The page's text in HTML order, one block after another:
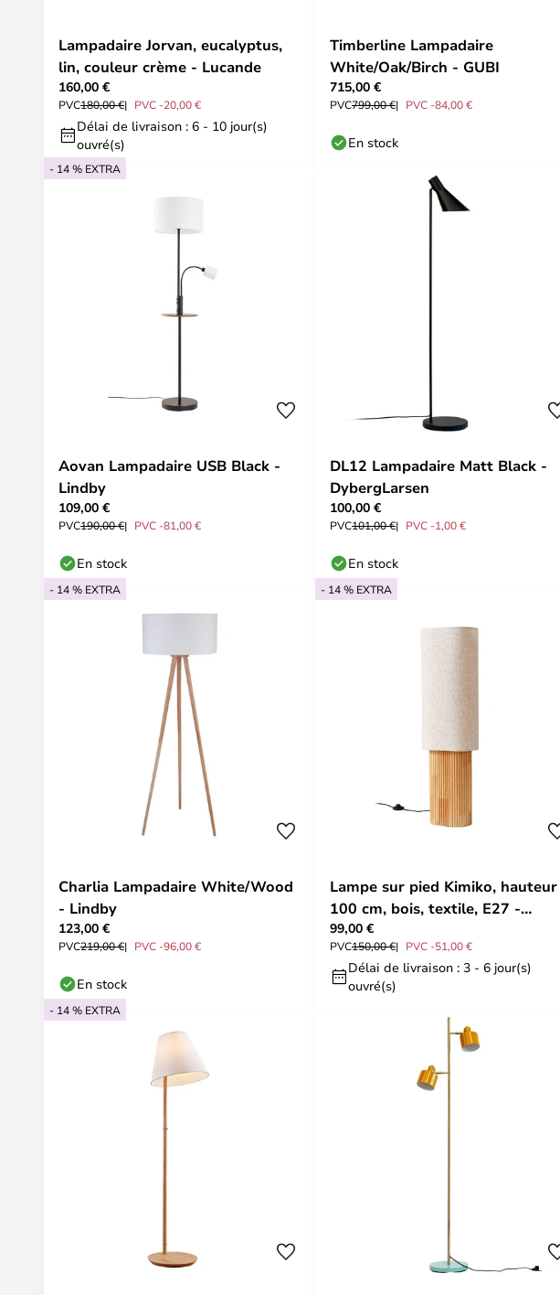
Lampadaire Jorvan, eucalyptus,
lin, couleur crème - Lucande
160,00 €
PVC180,00 € PVC -20,00 €
Délai de livraison : 6 - 10 jour(s)
ouvré(s)
Timberline Lampadaire
White/Oak/Birch - GUBI
715,00 €
PVC799,00 € PVC -84,00 €
En stock
- 14 % EXTRA
Aovan Lampadaire USB Black -
Lindby
109,00 €
PVC190,00 € PVC -81,00 €
En stock
DL12 Lampadaire Matt Black -
DybergLarsen
100,00 €
PVC101,00 € PVC -1,00 €
En stock
- 14 % EXTRA
Charlia Lampadaire White/Wood
- Lindby
123,00 €
PVC219,00 € PVC -96,00 €
En stock
- 14 % EXTRA
Lampe sur pied Kimiko, hauteur
100 cm, bois, textile, E27 -
Lindby
99,00 €
PVC150,00 € PVC -51,00 €
Délai de livraison : 3 - 6 jour(s)
ouvré(s)
- 14 % EXTRA